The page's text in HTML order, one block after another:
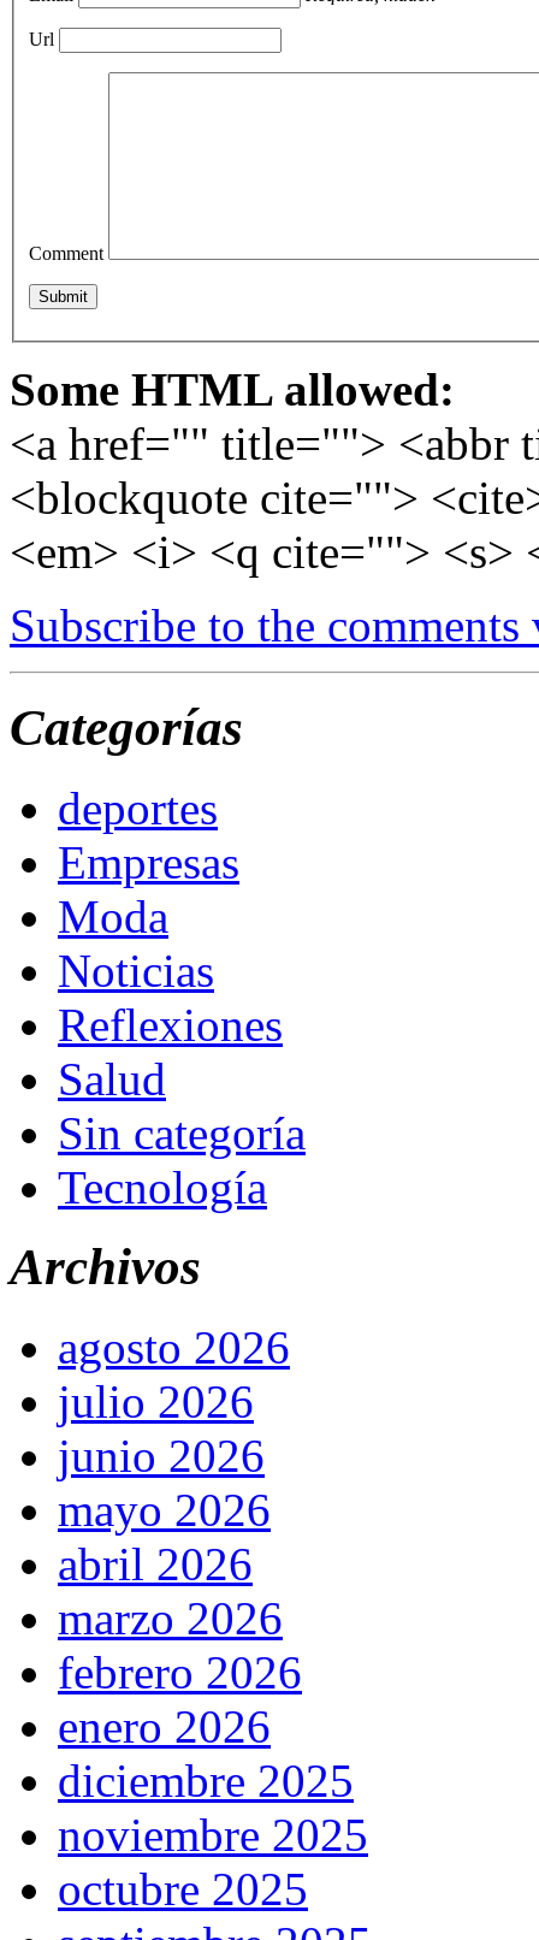
Url
Comment
Some HTML allowed:
<a href="" title=""> <abbr
<blockquote cite="">
<em> <i> <q cite=""> <s>
Subscribe to the comments
Categorías
deportes
Empresas
Moda
Noticias
Reflexiones
Salud
Sin categoría
Tecnología
Archivos
agosto 2026
julio 2026
junio 2026
mayo 2026
abril 2026
marzo 2026
febrero 2026
enero 2026
diciembre 2025
noviembre 2025
octubre 2025